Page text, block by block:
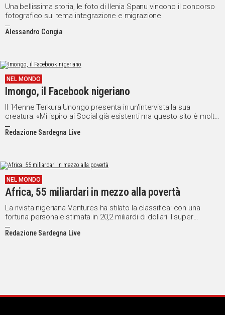
Una bellissima storia, le foto di Ilenia Spanu vincono il concorso
fotografico sul tema integrazione e migrazione
Alessandro Congia
NEL MONDO
Imongo, il Facebook nigeriano
Il 14enne Terkura Unongo presenta in un'intervista la sua
creatura: «Mi ispiro ai Social già esistenti ma questo sito è molto
di più». E non lo venderebbe mai, a meno che «non mi offrano
500 miliardi di dollari»
Redazione Sardegna Live
NEL MONDO
Africa, 55 miliardari in mezzo alla povertà
La rivista nigeriana Ventures ha stilato la classifica: con una
fortuna personale stimata in 20,2 miliardi di dollari il super
Paperone è il nigeriano Aliko Dangote, imprenditore che
commercia in cemento e in generi alimentari. Nigeriana anche la
Redazione Sardegna Live